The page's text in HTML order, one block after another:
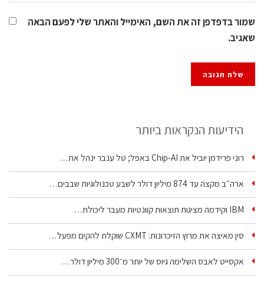
שמור בדפדפן זה את השם, האימייל והאתר שלי לפעם הבאה
שאגיב.
הידיעות הנקראות ביותר
רוני פרידמן יוביל את Chip‑AI באפל; טל ענבר ינהל את…
ארה״ב מקצה עד 874 מיליון דולר לשבע טכנולוגיות שבבים…
IBM וקידמה מציגות תוצאות קוונטיות מעבר ליכולת…
סין מאיצה את מרוץ הזיכרונות: CXMT שוקלת להקים מפעל…
אקסייט לאבס השלימה גיוס של יותר מ־300 מיליון דולר…